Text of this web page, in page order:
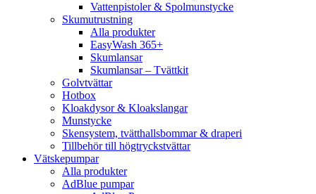
Vattenpistoler & Spolmunstycke
Skumutrustning
Alla produkter
EasyWash 365+
Skumlansar
Skumlansar – Tvättkit
Golvtvättar
Hotbox
Kloakdysor & Kloakslangar
Munstycke
Skensystem, tvätthallsbommar & draperi
Tillbehör till högtryckstvättar
Vätskepumpar
Alla produkter
AdBlue pumpar